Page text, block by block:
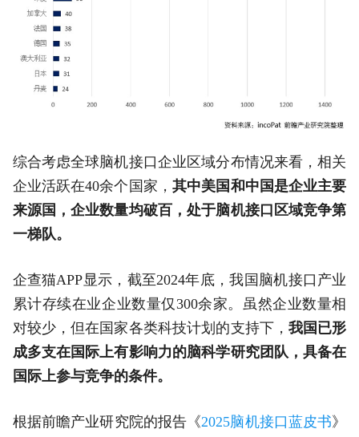
综合考虑全球脑机接口企业区域分布情况来看，相关
企业活跃在40余个国家， 其中美国和中国是企业主要
来源国，企业数量均破百，处于脑机接口区域竞争第
一梯队。
企查猫APP显示，截至2024年底，我国脑机接口产业
累计存续在业企业数量仅300余家。虽然企业数量相
对较少，但在国家各类科技计划的支持下，我国已形
成多支在国际上有影响力的脑科学研究团队，具备在
国际上参与竞争的条件。
根据前瞻产业研究院的报告《2025脑机接口蓝皮书》